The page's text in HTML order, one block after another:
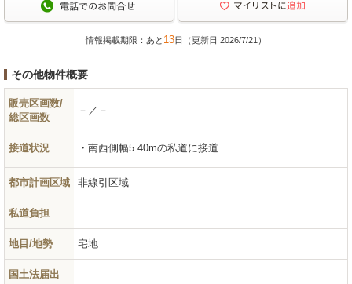
情報掲載期限：あと 13日（更新日 2026/7/21）
その他物件概要
販売区画数/
総区画数
－／－
接道状況 南西側幅5.40mの私道に接道
都市計画区域 非線引区域
私道負担
地目/地勢 宅地
国土法届出